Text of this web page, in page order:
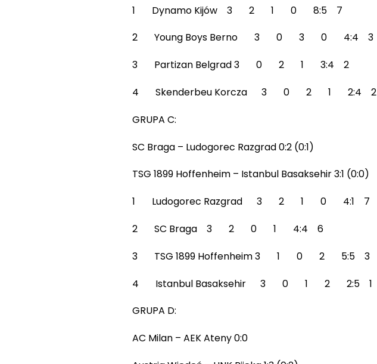
1 Dynamo Kijów 3 2 1 0 8:5 7
2 Young Boys Berno 3 0 3 0 4:4 3
3 Partizan Belgrad 3 0 2 1 3:4 2
4 Skenderbeu Korcza 3 0 2 1 2:4 2
GRUPA C:
SC Braga – Ludogorec Razgrad 0:2 (0:1)
TSG 1899 Hoffenheim – Istanbul Basaksehir 3:1 (0:0)
1 Ludogorec Razgrad 3 2 1 0 4:1 7
2 SC Braga 3 2 0 1 4:4 6
3 TSG 1899 Hoffenheim 3 1 0 2 5:5 3
4 Istanbul Basaksehir 3 0 1 2 2:5 1
GRUPA D:
AC Milan – AEK Ateny 0:0